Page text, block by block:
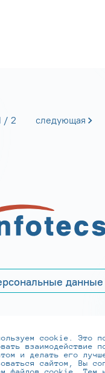
2 следующая
данные
737-6192, 8-800-
,
cookie. Это
взаимодействие
и делать его
сайтом, Вы